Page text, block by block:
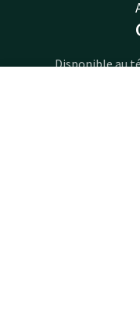
Disponible au